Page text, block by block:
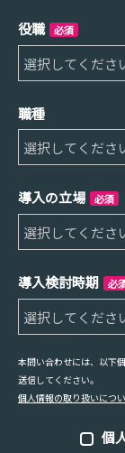
役職 必須
職種
導入の立場 必須
導入検討時期 必
本問い合わせには、以下
送信してください。
個人情報の取り扱いにつ
個